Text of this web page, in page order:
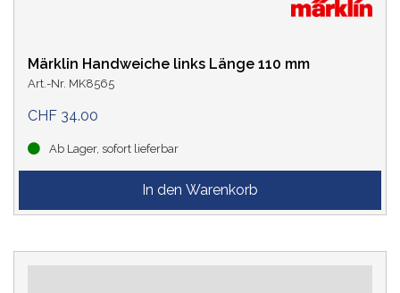
Märklin Handweiche links Länge 110 mm
Art.-Nr. MK8565
CHF 34.00
Ab Lager, sofort lieferbar